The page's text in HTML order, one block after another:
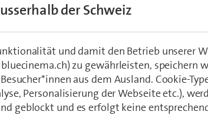
zu Swisscom,
in
wir um Quellenangabe.
der Schweiz
und damit den Betrieb unserer
zu gewährleisten, speichern
aus dem Ausland. Cookie-
Personalisierung der Webseite etc.),
geblockt und es erfolgt keine